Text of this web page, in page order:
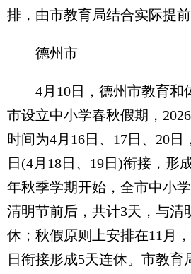
排，由市教育局结合实际提前
德州市
4月10日，德州市教育和
市设立中小学春秋假期，
时间为4月16日、17日、20日
日(4月18日、19日)衔接，形
年秋季学期开始，全市中小
清明节前后，共计3天，与清
休；秋假原则上安排在11月
日衔接形成5天连休。市教育